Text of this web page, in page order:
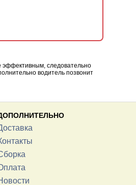
эффективным, следовательно
водитель позвонит